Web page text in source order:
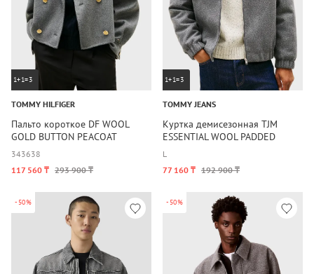
1+1=3
TOMMY HILFIGER
Пальто короткое DF WOOL
GOLD BUTTON PEACOAT
343638
117 560 ₸ 293 900 ₸
1+1=3
TOMMY JEANS
Куртка демисезонная TJM
ESSENTIAL WOOL PADDED
JACKET
L
77 160 ₸ 192 900 ₸
-50% -50%